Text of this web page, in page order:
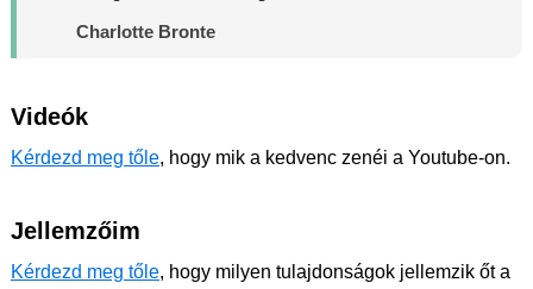
Charlotte Bronte
Videók
Kérdezd meg tőle, hogy mik a kedvenc zenéi a Youtube-on.
Jellemzőim
Kérdezd meg tőle, hogy milyen tulajdonságok jellemzik őt a